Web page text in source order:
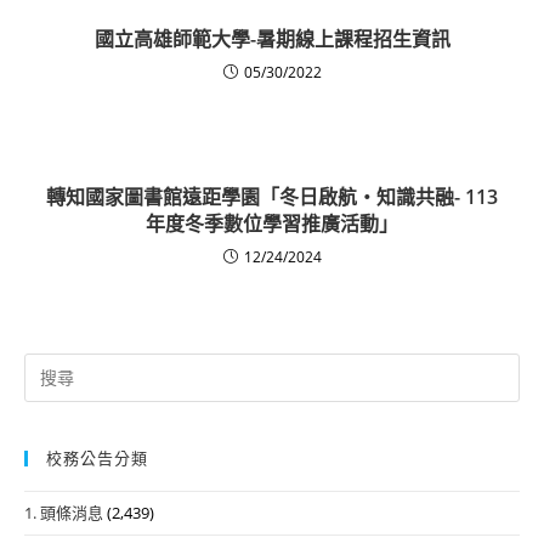
國立高雄師範大學-暑期線上課程招生資訊
05/30/2022
轉知國家圖書館遠距學園「冬日啟航‧知識共融- 113
年度冬季數位學習推廣活動」
12/24/2024
Search
for:
校務公告分類
1. 頭條消息 (2,439)